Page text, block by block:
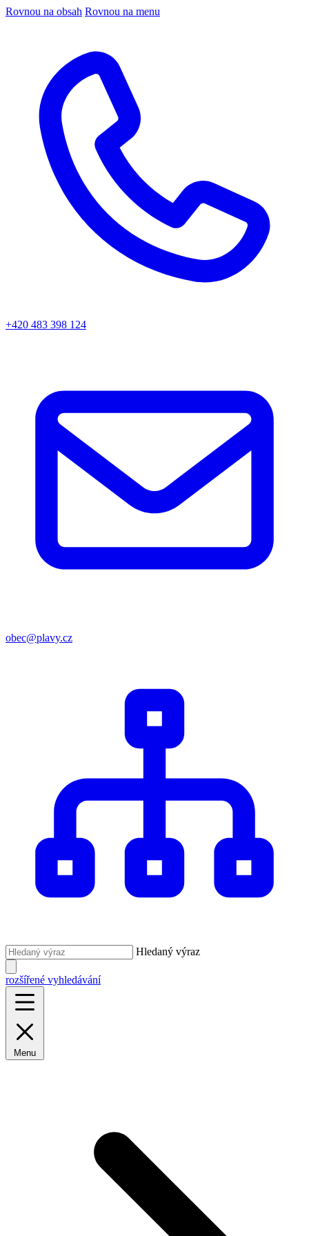
Rovnou na obsah Rovnou na menu
+420 483 398 124
obec@plavy.cz
Hledaný výraz
rozšířené vyhledávání
Menu